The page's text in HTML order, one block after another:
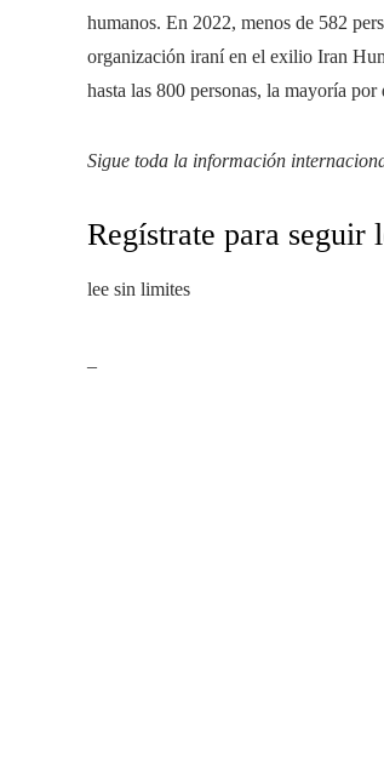
humanos. En 2022, menos de 582
organización iraní en el exilio Iran
hasta las 800 personas, la mayoría
Sigue toda la información
Regístrate para seguir
lee sin limites